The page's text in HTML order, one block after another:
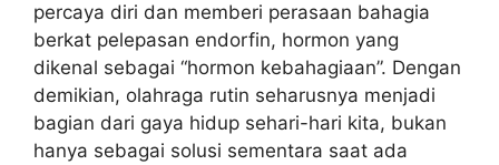
percaya diri dan memberi perasaan bahagia
berkat pelepasan endorfin, hormon yang
dikenal sebagai “hormon kebahagiaan”. Dengan
demikian, olahraga rutin seharusnya menjadi
bagian dari gaya hidup sehari-hari kita, bukan
hanya sebagai solusi sementara saat ada